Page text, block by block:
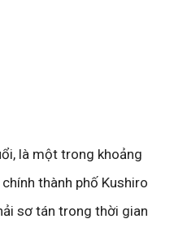
là một trong khoảng
thành phố Kushiro
sơ tán trong thời gian